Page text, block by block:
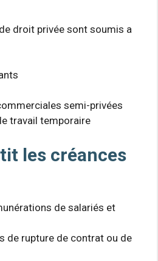
droit privée sont soumis a
semi-privées
travail temporaire
les créances
de salariés et
de rupture de contrat ou de